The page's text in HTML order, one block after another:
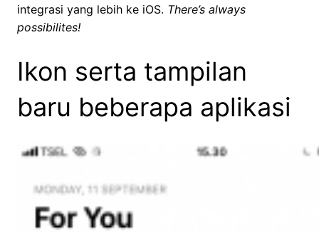
integrasi yang lebih ke iOS. There’s always
possibilites!
Ikon serta tampilan
baru beberapa aplikasi